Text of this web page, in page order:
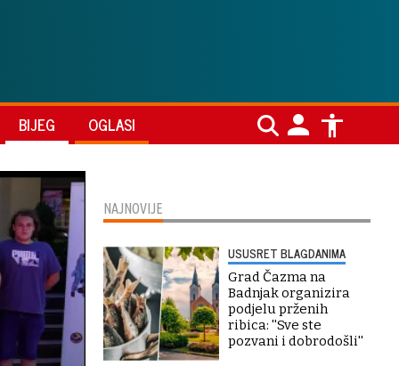
BIJEG OGLASI
NAJNOVIJE
USUSRET BLAGDANIMA
Grad Čazma na
Badnjak organizira
podjelu prženih
ribica: ''Sve ste
pozvani i dobrodošli''